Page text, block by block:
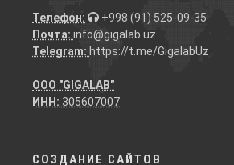
Телефон:
+998 (91) 525-09-35
Почта: info@gigalab.uz
Telegram: https://t.me/GigalabUz
ООО "GIGALAB"
ИНН: 305607007
СОЗДАНИЕ САЙТОВ